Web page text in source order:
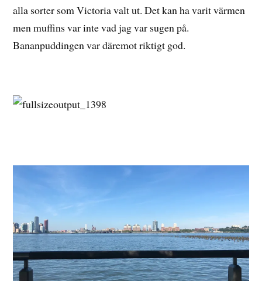
alla sorter som Victoria valt ut. Det kan ha varit värmen
men muffins var inte vad jag var sugen på.
Bananpuddingen var däremot riktigt god.